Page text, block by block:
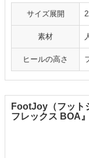
サイズ展開
素材
ヒールの高さ
FootJoy（フット
フレックス BOA』